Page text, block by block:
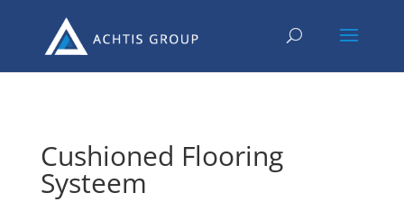
Cushioned Flooring
Systeem